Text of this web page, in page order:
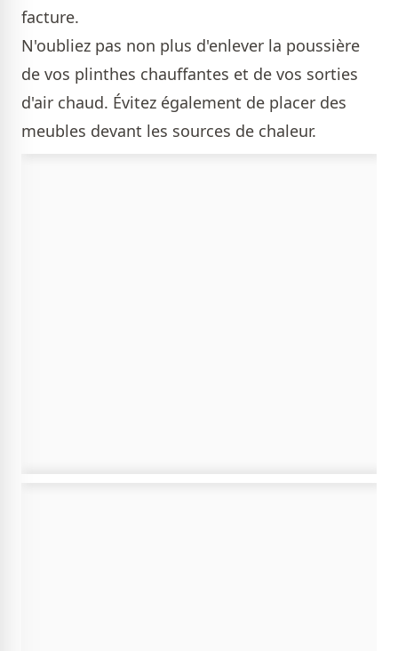
facture.
N'oubliez pas non plus d'enlever la poussière
de vos plinthes chauffantes et de vos sorties
d'air chaud. Évitez également de placer des
meubles devant les sources de chaleur.